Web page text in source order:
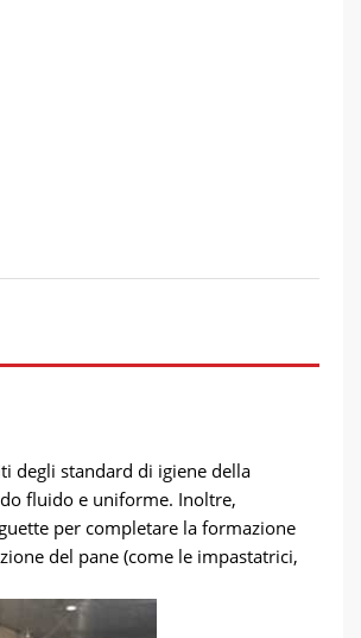
degli standard di igiene della
fluido e uniforme. Inoltre,
per completare la formazione
del pane (come le impastatrici,